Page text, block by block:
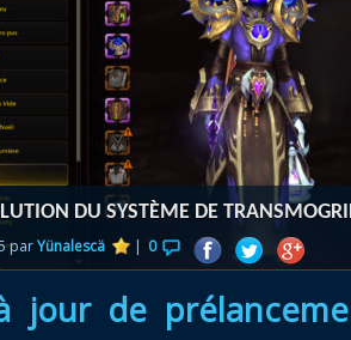
Coeur
Races
alliées
des îles
DU SYSTÈME DE
parYünalescä | 0
jour de